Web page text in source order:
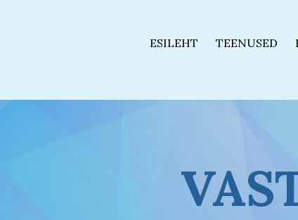
ESILEHT TEENUSED